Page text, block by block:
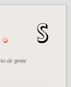
de gente